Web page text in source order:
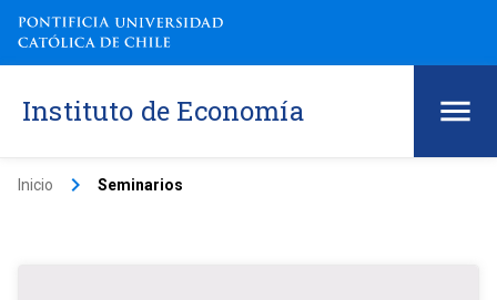
Instituto de Economía
Inicio keyboard_arrow_right Seminarios